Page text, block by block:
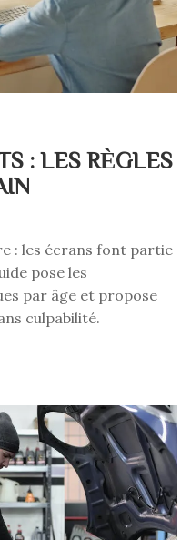
: LES RÈGLES
: les écrans font partie
pose les
par âge et propose
culpabilité.